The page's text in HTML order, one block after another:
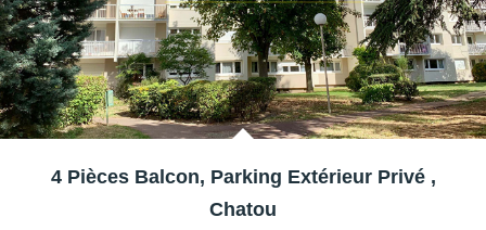
4 Pièces Balcon, Parking Extérieur Privé ,
Chatou